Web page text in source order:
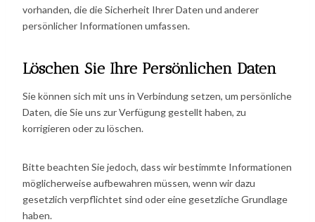
vorhanden, die die Sicherheit Ihrer Daten und anderer
persönlicher Informationen umfassen.
Löschen Sie Ihre Persönlichen Daten
Sie können sich mit uns in Verbindung setzen, um persönliche
Daten, die Sie uns zur Verfügung gestellt haben, zu
korrigieren oder zu löschen.
Bitte beachten Sie jedoch, dass wir bestimmte Informationen
möglicherweise aufbewahren müssen, wenn wir dazu
gesetzlich verpflichtet sind oder eine gesetzliche Grundlage
haben.